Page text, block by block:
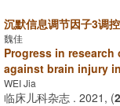
沉默信息调节因子3调
魏佳
Progress in
against brain injury
WEI Jia
临床儿科杂志 . 2021, (2